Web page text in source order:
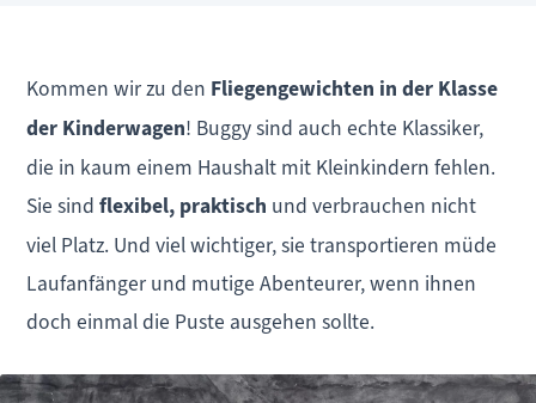
Kommen wir zu den Fliegengewichten in der Klasse
der Kinderwagen! Buggy sind auch echte Klassiker,
die in kaum einem Haushalt mit Kleinkindern fehlen.
Sie sindflexibel, praktisch und verbrauchen nicht
viel Platz. Und viel wichtiger, sie transportieren müde
Laufanfänger und mutige Abenteurer, wenn ihnen
doch einmal die Puste ausgehen sollte.